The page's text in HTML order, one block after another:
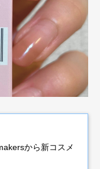
から新コスメ